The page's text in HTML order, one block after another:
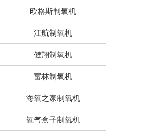
欧格斯制氧机
江航制氧机
健翔制氧机
富林制氧机
海氧之家制氧机
氧气盒子制氧机